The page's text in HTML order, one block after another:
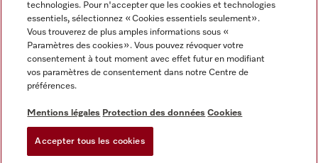
Informations légales
CGV
Conditions d’utilisation
Déclaration d'accessibilité
Digital Services Act
technologies. Pour n'accepter que les cookies et technologies
essentiels, sélectionnez « Cookies essentiels seulement».
Vous trouverez de plus amples informations sous «
Paramètres des cookies ». Vous pouvez révoquer votre
consentement à tout moment avec effet futur en modifiant
vos paramètres de consentement dans notre Centre de
préférences.
Mentions légales Protection des données Cookies
Accepter tous les cookies